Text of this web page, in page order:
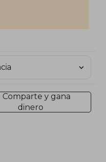
Comparte y gana
dinero